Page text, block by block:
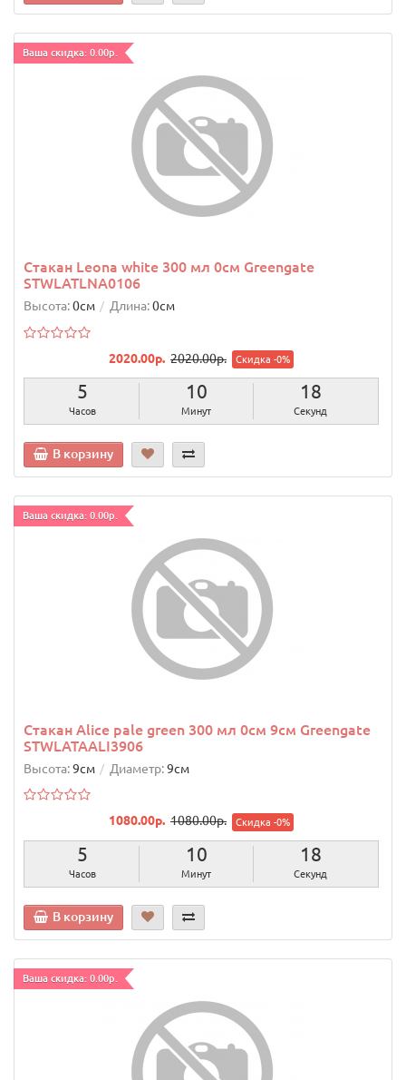
Ваша скидка: 0.00р.
Стакан Leona white 300 мл 0см Greengate
STWLATLNA0106
Высота:0см Длина:0см
2020.00р. 2020.00р. Скидка -0%
5
Часов
10
Минут
17
Секунд
В корзину
Ваша скидка: 0.00р.
Стакан Alice pale green 300 мл 0см 9см Greengate
STWLATAALI3906
Высота:9см Диаметр:9см
1080.00р. 1080.00р. Скидка -0%
5
Часов
10
Минут
17
Секунд
В корзину
Ваша скидка: 0.00р.